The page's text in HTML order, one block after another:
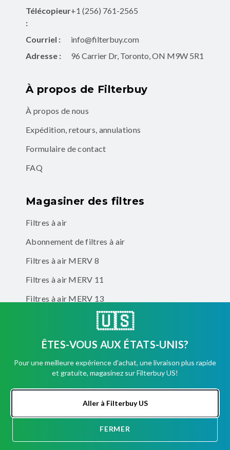
Télécopieur
:
+1 (256) 761-2565
Courriel :
info@filterbuy.com
Adresse :
96 Carrier Dr, Toronto, ON M9W 5R1
À propos de Filterbuy
À propos de nous
Expédition, retours, annulations
Formulaire de contact
FAQ
Magasiner des filtres
Filtres à air
Abonnement de filtres à air
Filtres à air MERV 8
Filtres à air MERV 11
Filtres à air MERV 13
Filtres à air éliminateurs d'odeurs
Entreprise
Comptes d'entreprise
FacebookInstagramTikTok
🇺🇸
ÊTES-VOUS AUX ÉTATS-UNIS?
Pour une meilleure expérience d'achat, une livraison plus rapide
et gratuite, magasinez sur Filterbuy US!
Aller à Filterbuy US
FERMER